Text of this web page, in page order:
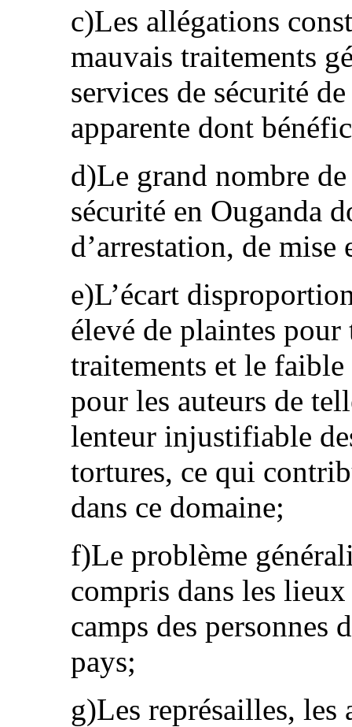
c)Les allégations
mauvais traitements
services de sécurité
apparente dont
d)Le grand nombre
sécurité en Ouganda
d’arrestation, de mise
e)L’écart
élevé de plaintes
traitements et le
pour les auteurs de
lenteur injustifiable
tortures, ce qui
dans ce domaine;
f)Le problème
compris dans les
camps des personnes
pays;
g)Les représailles, les